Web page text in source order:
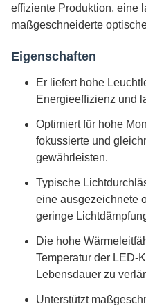
effiziente Produktion, eine
maßgeschneiderte
Eigenschaften
Er liefert hohe
Energieeffizienz und
Optimiert für hohe
fokussierte und
gewährleisten.
Typische
eine ausgezeichnete
geringe
Die hohe
Temperatur der LED-
Lebensdauer zu
Unterstützt